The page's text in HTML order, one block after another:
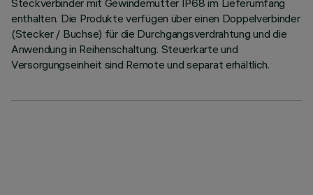
Steckverbinder mit Gewindemutter IP68 im Lieferumfang
enthalten. Die Produkte verfügen über einen Doppelverbinder
(Stecker / Buchse) für die Durchgangsverdrahtung und die
Anwendung in Reihenschaltung. Steuerkarte und
Versorgungseinheit sind Remote und separat erhältlich.